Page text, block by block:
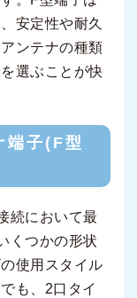
安定性や耐久
ンテナの種類
選ぶことが快
端子(F型
続において最
くつかの形状
使用スタイル
も、2口タイ